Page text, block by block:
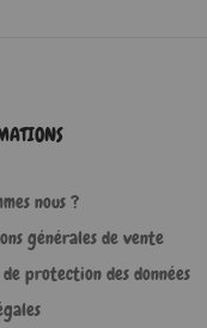
nous ?
générales de vente
protection des données